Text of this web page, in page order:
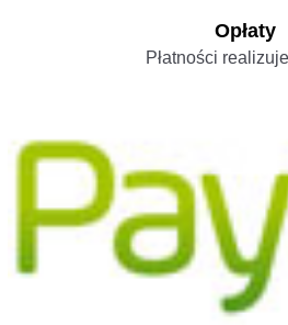
Opłaty
Płatności